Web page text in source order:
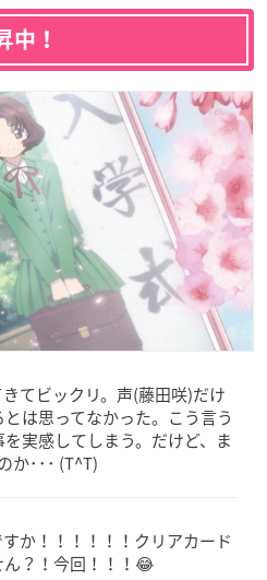
中！
てビックリ。声(藤田咲)だけ
は思ってなかった。こう言う
実感してしまう。だけど、ま
か･･･ (T^T)
か！！！！！！クリアカード
？！今回！！！😂